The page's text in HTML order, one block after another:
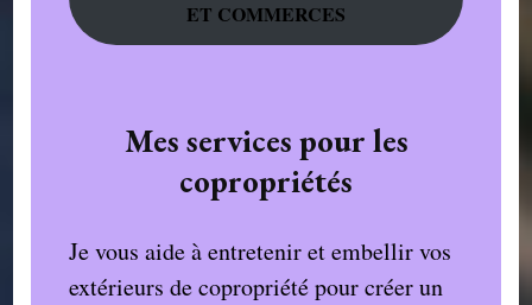
ET COMMERCES
Mes services pour les
copropriétés
Je vous aide à entretenir et embellir vos
extérieurs de copropriété pour créer un